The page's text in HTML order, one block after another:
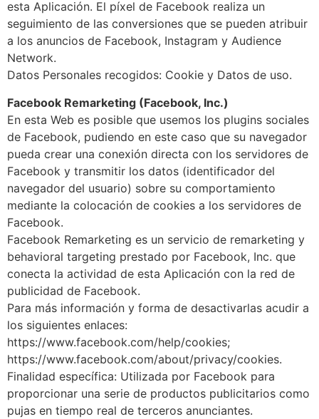
esta Aplicación. El píxel de Facebook realiza un
seguimiento de las conversiones que se pueden atribuir
a los anuncios de Facebook, Instagram y Audience
Network.
Datos Personales recogidos: Cookie y Datos de uso.
Facebook Remarketing (Facebook, Inc.)
En esta Web es posible que usemos los plugins sociales
de Facebook, pudiendo en este caso que su navegador
pueda crear una conexión directa con los servidores de
Facebook y transmitir los datos (identificador del
navegador del usuario) sobre su comportamiento
mediante la colocación de cookies a los servidores de
Facebook.
Facebook Remarketing es un servicio de remarketing y
behavioral targeting prestado por Facebook, Inc. que
conecta la actividad de esta Aplicación con la red de
publicidad de Facebook.
Para más información y forma de desactivarlas acudir a
los siguientes enlaces:
https://www.facebook.com/help/cookies;
https://www.facebook.com/about/privacy/cookies.
Finalidad específica: Utilizada por Facebook para
proporcionar una serie de productos publicitarios como
pujas en tiempo real de terceros anunciantes.